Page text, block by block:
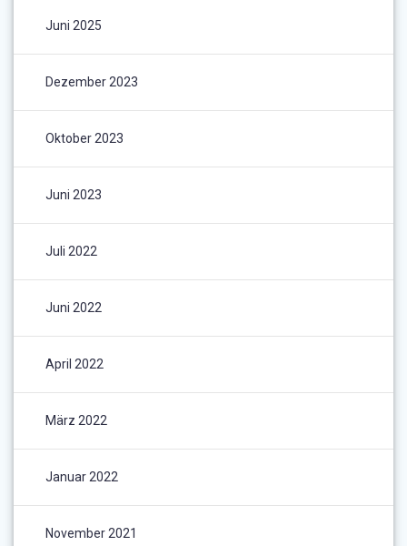
Juni 2025
Dezember 2023
Oktober 2023
Juni 2023
Juli 2022
Juni 2022
April 2022
März 2022
Januar 2022
November 2021